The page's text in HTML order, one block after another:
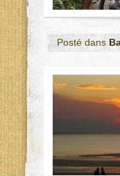
Posté dans